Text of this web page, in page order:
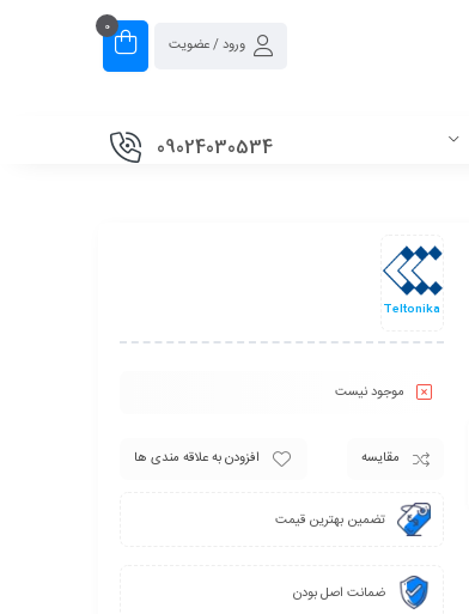
ورود / عضویت
0
09024030534
Teltonika
موجود نیست
مقایسه افزودن به علاقه مندی ها
تضمین بهترین قیمت
ضمانت اصل بودن